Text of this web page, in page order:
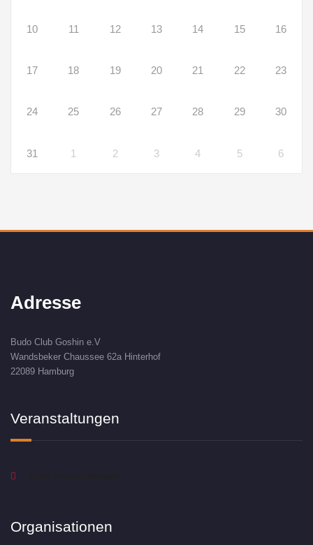
10 11 12 13 14 15 16
17 18 19 20 21 22 23
24 25 26 27 28 29 30
31 1 2 3 4 5 6
Adresse
Budo Club Goshin e.V
Wandsbeker Chaussee 62a Hinterhof
22089 Hamburg
Veranstaltungen
Organisationen